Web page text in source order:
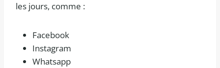
les jours, comme :
Facebook
Instagram
Whatsapp